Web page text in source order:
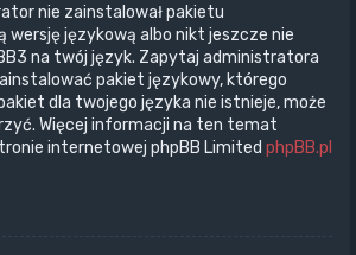
nie zainstalował pakietu
wersję językową albo nikt jeszcze nie
na twój język. Zapytaj administratora
pakiet językowy, którego
dla twojego języka nie istnieje, może
Więcej informacji na ten temat
internetowej phpBB Limited phpBB.pl